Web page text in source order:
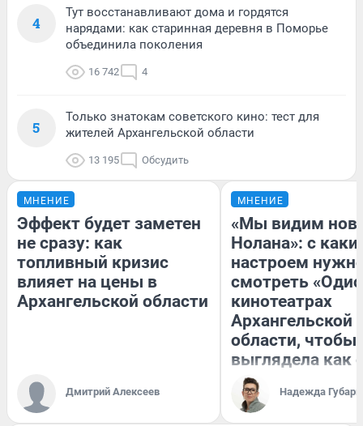
4
Тут восстанавливают дома и гордятся
нарядами: как старинная деревня в Поморье
объединила поколения
16 742 4
5
Только знатокам советского кино: тест для
жителей Архангельской области
13 195 Обсудить
МНЕНИЕ
Эффект будет заметен
не сразу: как
топливный кризис
влияет на цены в
Архангельской области
Дмитрий Алексеев
МНЕНИЕ
«Мы видим
Нолана»: с
настроем
смотреть
кинотеатрах
Архангельской
области, чтобы
выглядела как
Надежда Губарь